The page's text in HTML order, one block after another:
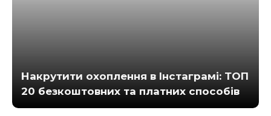
Накрутити охоплення в Інстаграмі: ТОП
20 безкоштовних та платних способів